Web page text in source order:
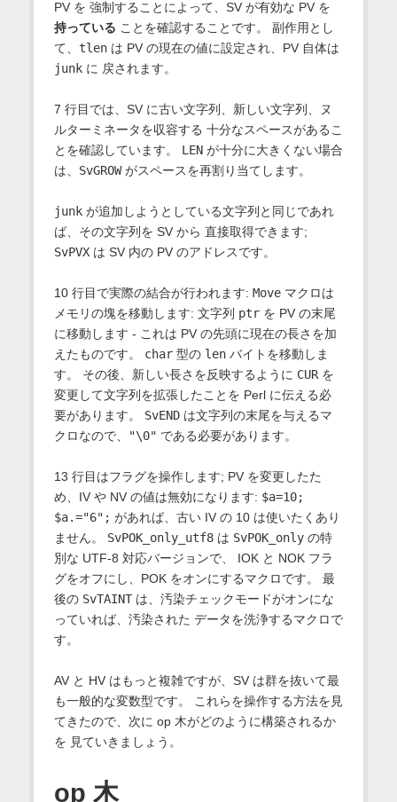
PV を 強制することによって、SV が有効な PV を
持っている ことを確認することです。 副作用とし
て、 tlenは PV の現在の値に設定され、PV 自体は
junkに 戻されます。
7 行目では、SV に古い文字列、新しい文字列、ヌ
ルターミネータを収容する 十分なスペースがあるこ
とを確認しています。 LENが十分に大きくない場合
は、 SvGROWがスペースを再割り当てします。
junkが追加しようとしている文字列と同じであれ
ば、その文字列を SV から 直接取得できます;
SvPVXは SV 内の PV のアドレスです。
10 行目で実際の結合が行われます: Moveマクロは
メモリの塊を移動します: 文字列 ptrを PV の末尾
に移動します - これは PV の先頭に現在の長さを加
えたものです。 char型の lenバイトを移動しま
す。 その後、新しい長さを反映するように CURを
変更して文字列を拡張したことを Perl に伝える必
要があります。 SvENDは文字列の末尾を与えるマ
クロなので、
"\0" である必要があります。
13 行目はフラグを操作します; PV を変更したた
め、IV や NV の値は無効になります: $a=10;
$a.="6"; があれば、古い IV の 10 は使いたくあり
ません。 SvPOK_only_utf8は SvPOK_onlyの特
別な UTF-8 対応バージョンで、 IOK と NOK フラ
グをオフにし、POK をオンにするマクロです。 最
後の SvTAINTは、汚染チェックモードがオンにな
っていれば、汚染された データを洗浄するマクロで
す。
AV と HV はもっと複雑ですが、SV は群を抜いて最
も一般的な変数型です。 これらを操作する方法を見
てきたので、次に op 木がどのように構築されるか
を 見ていきましょう。
op 木